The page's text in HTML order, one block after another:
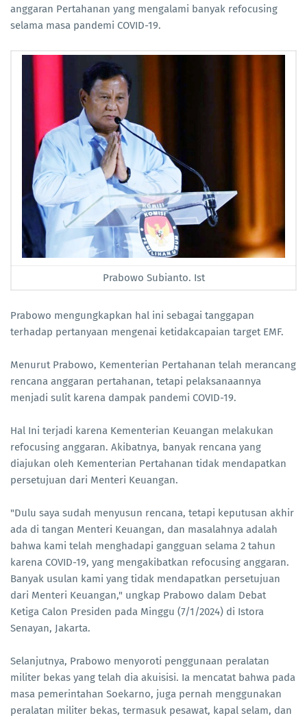
anggaran Pertahanan yang mengalami banyak refocusing
selama masa pandemi COVID-19.
Prabowo Subianto. Ist
Prabowo mengungkapkan hal ini sebagai tanggapan
terhadap pertanyaan mengenai ketidakcapaian target EMF.
Menurut Prabowo, Kementerian Pertahanan telah merancang
rencana anggaran pertahanan, tetapi pelaksanaannya
menjadi sulit karena dampak pandemi COVID-19.
Hal Ini terjadi karena Kementerian Keuangan melakukan
refocusing anggaran. Akibatnya, banyak rencana yang
diajukan oleh Kementerian Pertahanan tidak mendapatkan
persetujuan dari Menteri Keuangan.
"Dulu saya sudah menyusun rencana, tetapi keputusan akhir
ada di tangan Menteri Keuangan, dan masalahnya adalah
bahwa kami telah menghadapi gangguan selama 2 tahun
karena COVID-19, yang mengakibatkan refocusing anggaran.
Banyak usulan kami yang tidak mendapatkan persetujuan
dari Menteri Keuangan," ungkap Prabowo dalam Debat
Ketiga Calon Presiden pada Minggu (7/1/2024) di Istora
Senayan, Jakarta.
Selanjutnya, Prabowo menyoroti penggunaan peralatan
militer bekas yang telah dia akuisisi. Ia mencatat bahwa pada
masa pemerintahan Soekarno, juga pernah menggunakan
peralatan militer bekas, termasuk pesawat, kapal selam, dan